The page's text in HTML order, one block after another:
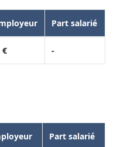
Part salarié
€ -
Part salarié